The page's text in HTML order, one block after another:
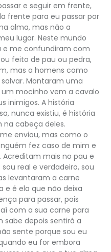
e seguir em frente,
frente para eu passar por
alma, mas não a
lugar. Neste mundo
e me confundiram com
feito de pau ou pedra,
mas a homens como
Montaram uma
mocinho vem a cavalo
inimigos. A história
nunca existiu, é história
na cabeça deles.
enviou, mas como o
fez caso de mim e
mais no pau e
real e verdadeiro, sou
levantaram a carne
é ela que não deixa
para passar, pois
com a sua carne para
sabe depois sentirá a
sente porque sou eu
eu for embora